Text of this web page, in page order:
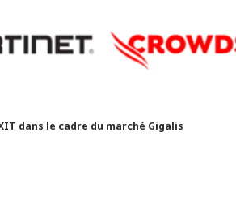
dans le cadre du marché Gigalis